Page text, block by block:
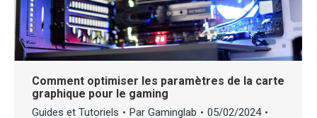
Comment optimiser les paramètres de la carte
graphique pour le gaming
Guides et Tutoriels Par Gaminglab
05/02/2024